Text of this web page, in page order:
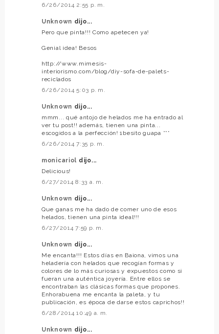
6/26/2014 2:55 p. m.
Unknown dijo...
Pero que pinta!!! Como apetecen ya!
Genial idea! Besos
http://www.mimesis-
interiorismo.com/blog/diy-sofa-de-palets-
reciclados
6/26/2014 5:03 p. m.
Unknown dijo...
mmm... qué antojo de helados me ha entrado al
ver tu post!! además, tienen una pinta...
escogidos a la perfección! 1besito guapa ***
6/26/2014 7:35 p. m.
monicariol dijo...
Delicious!
6/27/2014 8:33 a. m.
Unknown dijo...
Que ganas me ha dado de comer uno de esos
helados, tienen una pinta ideal!!!
6/27/2014 7:59 p. m.
Unknown dijo...
Me encanta!!! Estos días en Baiona, vimos una
heladería con helados que recogían formas y
colores de lo más curiosas y expuestos como si
fueran una auténtica joyería. Entre ellos se
encontraban las clásicas formas que propones.
Enhorabuena me encanta la paleta, y tu
publicación, es época de darse estos caprichos!!
6/28/2014 10:49 a. m.
Unknown dijo...